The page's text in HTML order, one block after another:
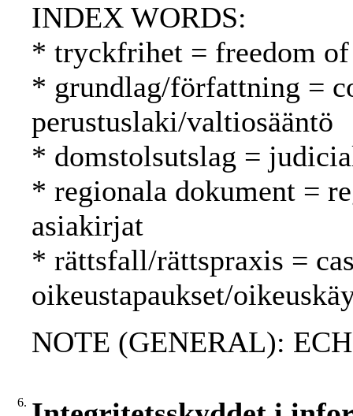
INDEX WORDS:
* tryckfrihet = freedom of
* grundlag/författning =
perustuslaki/valtiosääntö
* domstolsutslag =
* regionala dokument =
asiakirjat
* rättsfall/rättspraxis =
oikeustapaukset/
NOTE (GENERAL):
6.